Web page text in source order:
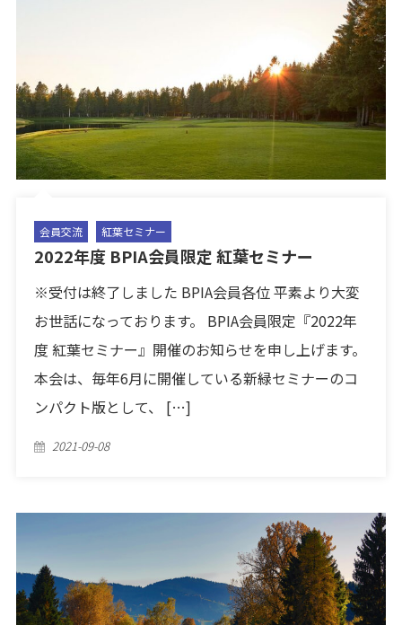
会員交流 紅葉セミナー
2022年度 BPIA会員限定 紅葉セミナー
※受付は終了しました BPIA会員各位 平素より大変
お世話になっております。 BPIA会員限定『2022年
度 紅葉セミナー』開催のお知らせを申し上げます。
本会は、毎年6月に開催している新緑セミナーのコ
ンパクト版として、 […]
Posted
2021-09-08